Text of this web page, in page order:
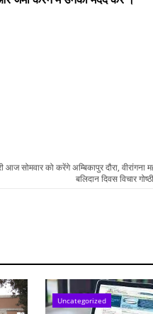
आज सोमवार को करेंगे अम्बिकापुर दौरा, वीरांगना
बलिदान दिवस विचार
Uncategorized